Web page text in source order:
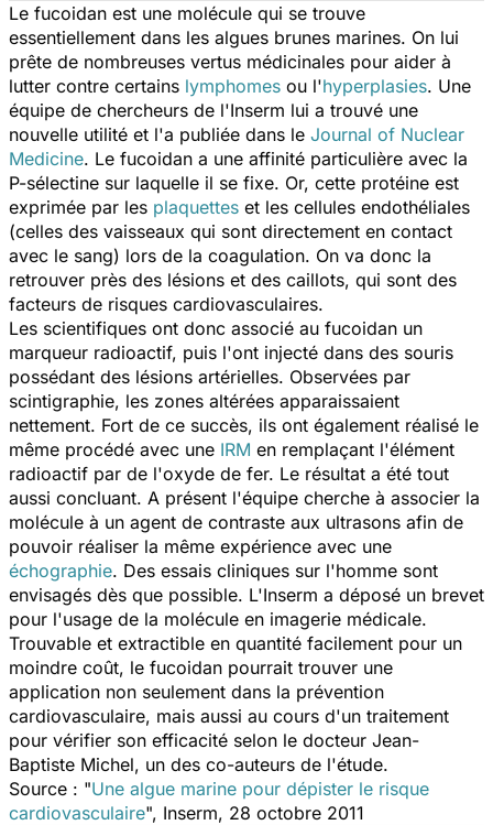
Le fucoidan est une molécule qui se trouve
essentiellement dans les algues brunes marines. On lui
prête de nombreuses vertus médicinales pour aider à
lutter contre certains lymphomes ou l'hyperplasies. Une
équipe de chercheurs de l'Inserm lui a trouvé une
nouvelle utilité et l'a publiée dans le Journal of Nuclear
Medicine. Le fucoidan a une affinité particulière avec la
P-sélectine sur laquelle il se fixe. Or, cette protéine est
exprimée par les plaquettes et les cellules endothéliales
(celles des vaisseaux qui sont directement en contact
avec le sang) lors de la coagulation. On va donc la
retrouver près des lésions et des caillots, qui sont des
facteurs de risques cardiovasculaires.
Les scientifiques ont donc associé au fucoidan un
marqueur radioactif, puis l'ont injecté dans des souris
possédant des lésions artérielles. Observées par
scintigraphie, les zones altérées apparaissaient
nettement. Fort de ce succès, ils ont également réalisé le
même procédé avec une IRM en remplaçant l'élément
radioactif par de l'oxyde de fer. Le résultat a été tout
aussi concluant. A présent l'équipe cherche à associer la
molécule à un agent de contraste aux ultrasons afin de
pouvoir réaliser la même expérience avec une
échographie. Des essais cliniques sur l'homme sont
envisagés dès que possible. L'Inserm a déposé un brevet
pour l'usage de la molécule en imagerie médicale.
Trouvable et extractible en quantité facilement pour un
moindre coût, le fucoidan pourrait trouver une
application non seulement dans la prévention
cardiovasculaire, mais aussi au cours d'un traitement
pour vérifier son efficacité selon le docteur Jean-
Baptiste Michel, un des co-auteurs de l'étude.
Source : "Une algue marine pour dépister le risque
cardiovasculaire", Inserm, 28 octobre 2011